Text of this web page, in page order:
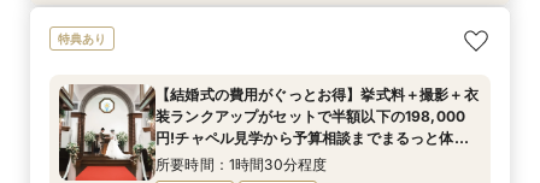
8/15(土)
【挙式＋会食が5万円OFF！】費用を抑えて叶え
11:00〜
12:30〜
14:00〜
15:30〜
8/15(土)
11:00〜
12:30〜
14:00〜
15:30〜
8/15(土)
【結婚式の費用がぐっとお得】挙式料＋撮影＋衣
BIGフェア
所要時間：1時間30分程度
11:00〜
12:30〜
14:00〜
15:30〜
特典あり
【結婚式の費用がぐっとお得】挙式料＋撮影＋衣
装ランクアップがセットで半額以下の198,000
円!チャペル見学から予算相談までまるっと体験
BIGフェア
所要時間：1時間30分程度